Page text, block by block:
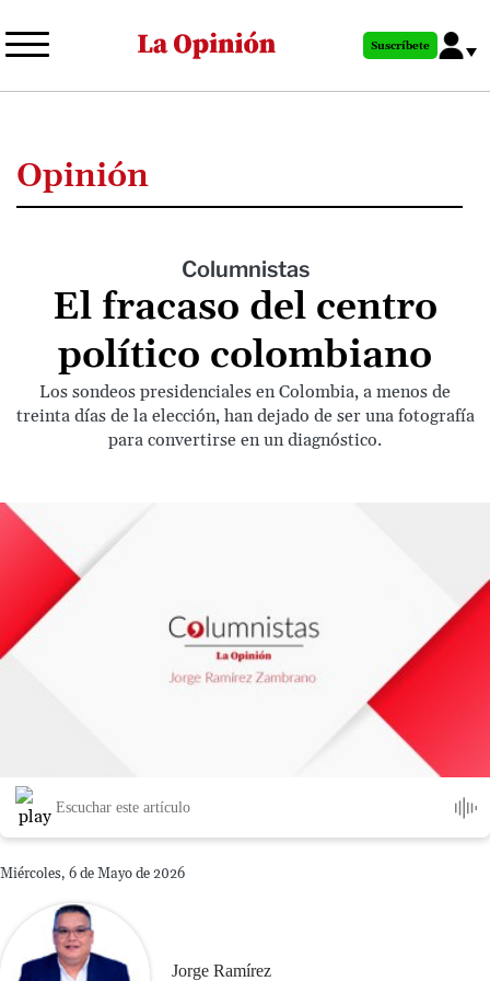
al
principal
Suscríbete
Opinión
Columnistas
El fracaso del centro
político colombiano
Los sondeos presidenciales en Colombia, a menos de
treinta días de la elección, han dejado de ser una fotografía
para convertirse en un diagnóstico.
Escuchar este artículo
Miércoles, 6 de Mayo de 2026
Jorge Ramírez